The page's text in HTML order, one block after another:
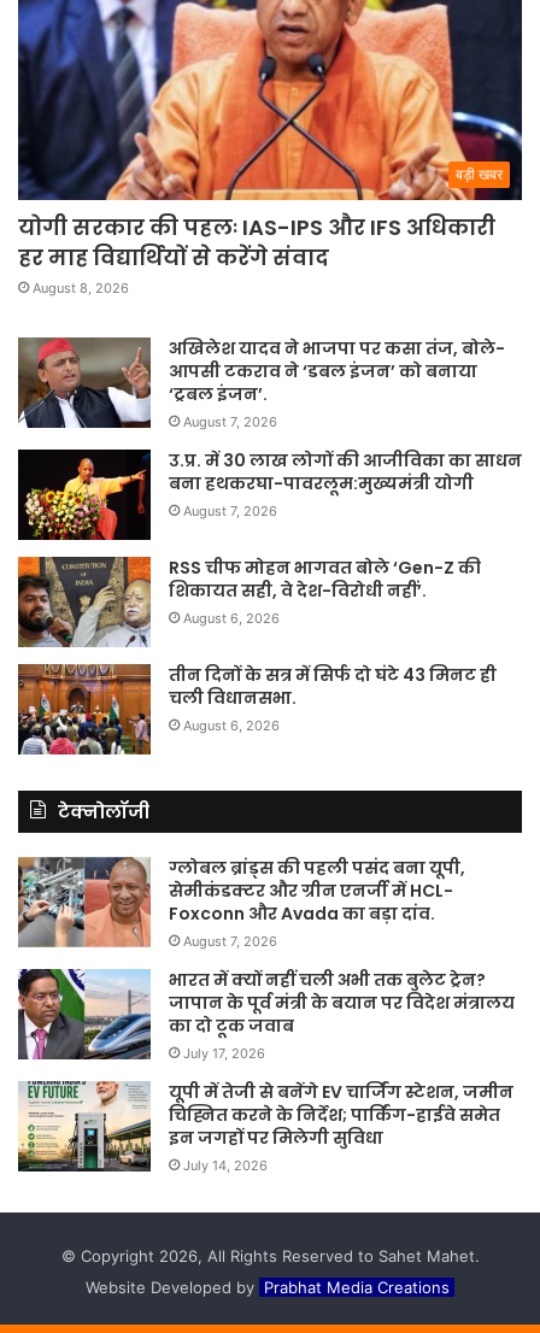
बड़ी खबर
योगी सरकार की पहलः IAS-IPS और IFS अधिकारी
हर माह विद्यार्थियों से करेंगे संवाद
August 8, 2026
अखिलेश यादव ने भाजपा पर कसा तंज, बोले-
आपसी टकराव ने ‘डबल इंजन’ को बनाया
‘ट्रबल इंजन’.
August 7, 2026
उ.प्र. में 30 लाख लोगों की आजीविका का साधन
बना हथकरघा-पावरलूम:मुख्यमंत्री योगी
August 7, 2026
RSS चीफ मोहन भागवत बोले ‘Gen-Z की
शिकायत सही, वे देश-विरोधी नहीं’.
August 6, 2026
तीन दिनों के सत्र में सिर्फ दो घंटे 43 मिनट ही
चली विधानसभा.
August 6, 2026
टेक्नोलॉजी
ग्लोबल ब्रांड्स की पहली पसंद बना यूपी,
सेमीकंडक्टर और ग्रीन एनर्जी में HCL-
Foxconn और Avada का बड़ा दांव.
August 7, 2026
भारत में क्यों नहीं चली अभी तक बुलेट ट्रेन?
जापान के पूर्व मंत्री के बयान पर विदेश मंत्रालय
का दो टूक जवाब
July 17, 2026
यूपी में तेजी से बनेंगे EV चार्जिंग स्टेशन, जमीन
चिह्नित करने के निर्देश; पार्किंग-हाईवे समेत
इन जगहों पर मिलेगी सुविधा
July 14, 2026
© Copyright 2026, All Rights Reserved to Sahet Mahet.
Website Developed by Prabhat Media Creations